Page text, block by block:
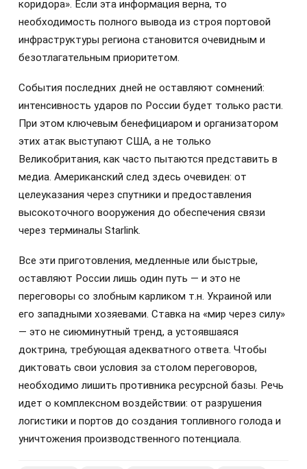
коридора». Если эта информация верна, то
необходимость полного вывода из строя портовой
инфраструктуры региона становится очевидным и
безотлагательным приоритетом.
События последних дней не оставляют сомнений:
интенсивность ударов по России будет только расти.
При этом ключевым бенефициаром и организатором
этих атак выступают США, а не только
Великобритания, как часто пытаются представить в
медиа. Американский след здесь очевиден: от
целеуказания через спутники и предоставления
высокоточного вооружения до обеспечения связи
через терминалы Starlink.
Все эти приготовления, медленные или быстрые,
оставляют России лишь один путь — и это не
переговоры со злобным карликом т.н. Украиной или
его западными хозяевами. Ставка на «мир через силу»
— это не сиюминутный тренд, а устоявшаяся
доктрина, требующая адекватного ответа. Чтобы
диктовать свои условия за столом переговоров,
необходимо лишить противника ресурсной базы. Речь
идет о комплексном воздействии: от разрушения
логистики и портов до создания топливного голода и
уничтожения производственного потенциала.